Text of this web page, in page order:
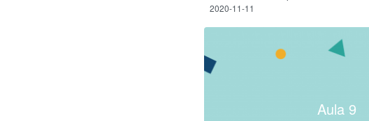
2020-11-11
Aula 9